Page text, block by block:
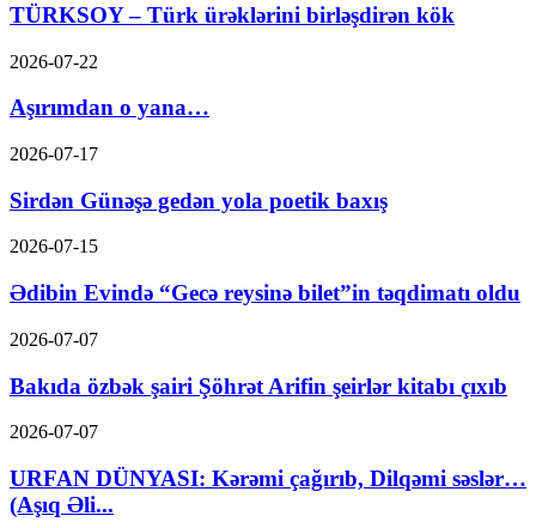
TÜRKSOY – Türk ürəklərini birləşdirən kök
2026-07-22
Aşırımdan o yana…
2026-07-17
Sirdən Günəşə gedən yola poetik baxış
2026-07-15
Ədibin Evində “Gecə reysinə bilet”in təqdimatı oldu
2026-07-07
Bakıda özbək şairi Şöhrət Arifin şeirlər kitabı çıxıb
2026-07-07
URFAN DÜNYASI: Kərəmi çağırıb, Dilqəmi səslər…
(Aşıq Əli...